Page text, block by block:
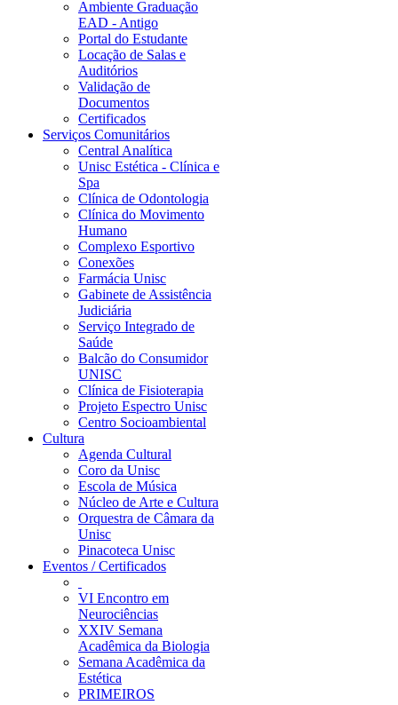
Ambiente Graduação
EAD - Antigo
Portal do Estudante
Locação de Salas e
Auditórios
Validação de
Documentos
Certificados
Serviços Comunitários
Central Analítica
Unisc Estética - Clínica e
Spa
Clínica de Odontologia
Clínica do Movimento
Humano
Complexo Esportivo
Conexões
Farmácia Unisc
Gabinete de Assistência
Judiciária
Serviço Integrado de
Saúde
Balcão do Consumidor
UNISC
Clínica de Fisioterapia
Projeto Espectro Unisc
Centro Socioambiental
Cultura
Agenda Cultural
Coro da Unisc
Escola de Música
Núcleo de Arte e Cultura
Orquestra de Câmara da
Unisc
Pinacoteca Unisc
Eventos / Certificados
VI Encontro em
Neurociências
XXIV Semana
Acadêmica da Biologia
Semana Acadêmica da
Estética
PRIMEIROS